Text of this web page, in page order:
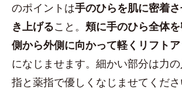
のポイントは手のひらを肌に密着
き上げること。 頬に手のひら全体
側から外側に向かって軽くリフト
になじませます。細かい部分は力
指と薬指で優しくなじませてくださ